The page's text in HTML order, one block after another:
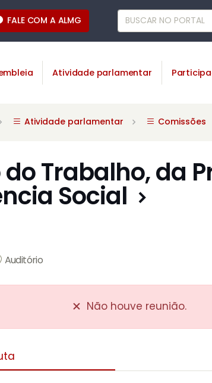
FALE COM A ALMG
Atividade parlamentar
Atividade parlamentar Comissões
Trabalho, da
Social
Auditório
Não houve reunião.